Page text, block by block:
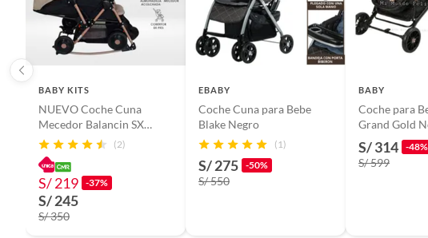
Detalle de la Condición Producto nuevo con
Cuenta con frenos
Cuenta con huevo (silla para auto)
Garantía del proveedor
BABY KITS
NUEVO Coche Cuna
Mecedor Balancin SX
Beige
(2)
S/ 219 -37%
S/ 245
S/ 350
EBABY
Coche Cuna para Bebe
Blake Negro
(1)
S/ 275 -50%
S/ 550
BABY
Coche para
Grand Gold
S/ 314 -48%
S/ 599